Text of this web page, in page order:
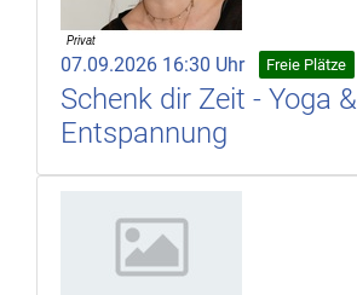
07.09.2026 16:30 Uhr Freie Plätze
Schenk dir Zeit - Yoga &
Entspannung